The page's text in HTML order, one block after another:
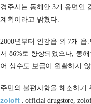
경주시는 동해안 3개 읍면인
계획이라고 밝혔다.
2000년부터 안강읍 외 7개 읍
서 86%로 향상되었으나, 동
어 상수도 보급이 원활하지
주민의 불편사항을 해소하기
zoloft . official drugstore,